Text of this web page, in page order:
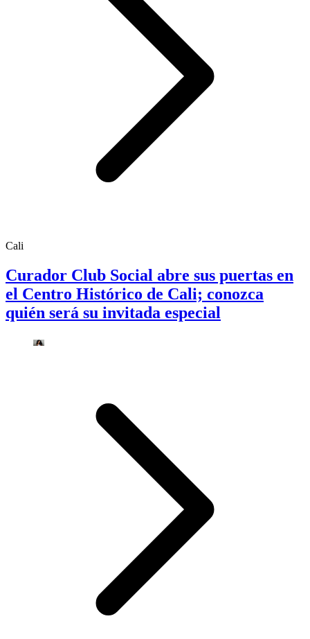
Cali
Curador Club Social abre sus puertas en
el Centro Histórico de Cali; conozca
quién será su invitada especial